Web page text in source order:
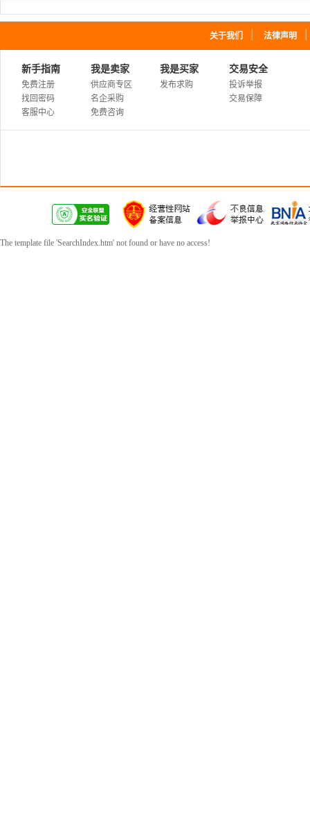
关于我们 法律声明
新手指南
免费注册
找回密码
客服中心
我是卖家
供应商专区
名企采购
免费咨询
我是买家
发布求购
交易安全
投诉举报
交易保障
The template file 'SearchIndex.htm' not found or have no access!